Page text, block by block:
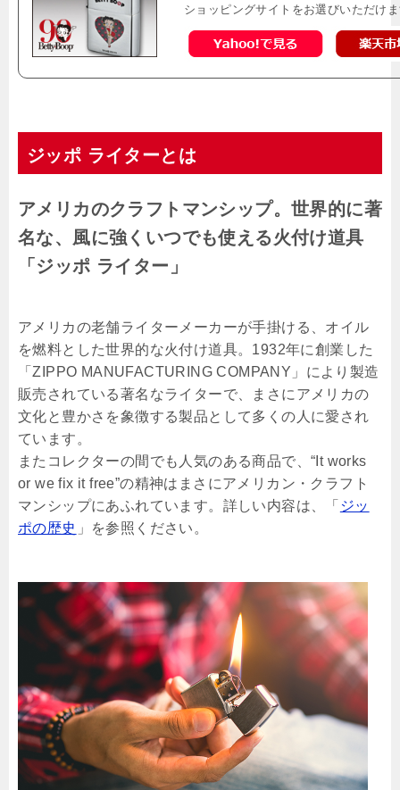
ショッピングサイトをお選びいただけ
ジッポ ライターとは
アメリカのクラフトマンシップ。世界的に著
名な、風に強くいつでも使える火付け道具
「ジッポ ライター」
アメリカの老舗ライターメーカーが手掛ける、オイル
を燃料とした世界的な火付け道具。1932年に創業した
「ZIPPO MANUFACTURING COMPANY」により製造
販売されている著名なライターで、まさにアメリカの
文化と豊かさを象徴する製品として多くの人に愛され
ています。
またコレクターの間でも人気のある商品で、“It works
or we fix it free”の精神はまさにアメリカン・クラフト
マンシップにあふれています。詳しい内容は、「 ジッ
ポの歴史 」を参照ください。